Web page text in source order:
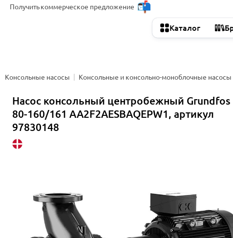
Получитькоммерческое предложение
Каталог
Консольные насосы Консольные и консольно-моноблочные насосы
Насос консольный центробежный Grundfos
80-160/161 AA2F2AESBAQEPW1, артикул
97830148